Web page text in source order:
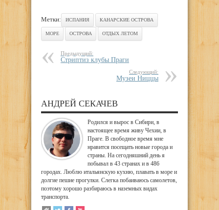
Метки: ИСПАНИЯ КАНАРСКИЕ ОСТРОВА
МОРЕ ОСТРОВА ОТДЫХ ЛЕТОМ
Предыдущий:
Стриптиз клубы Праги
Следующий:
Музеи Ниццы
АНДРЕЙ СЕКАЧЕВ
Родился и вырос в Сибири, в
настоящее время живу Чехии, в
Праге. В свободное время мне
нравится посещать новые города и
страны. На сегодняшний день я
побывал в 43 странах и в 486
городах. Люблю итальянскую кухню, плавать в море и
долгие пешие прогулки. Слегка побаиваюсь самолетов,
поэтому хорошо разбираюсь в наземных видах
транспорта.